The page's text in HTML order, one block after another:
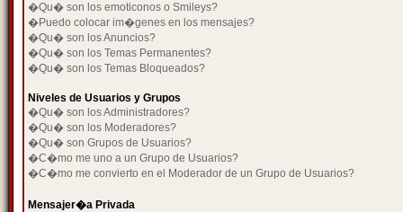
�Qu� son los emoticonos o Smileys?
�Puedo colocar im�genes en los mensajes?
�Qu� son los Anuncios?
�Qu� son los Temas Permanentes?
�Qu� son los Temas Bloqueados?
Niveles de Usuarios y Grupos
�Qu� son los Administradores?
�Qu� son los Moderadores?
�Qu� son Grupos de Usuarios?
�C�mo me uno a un Grupo de Usuarios?
�C�mo me convierto en el Moderador de un Grupo de Usuarios?
Mensajer�a Privada